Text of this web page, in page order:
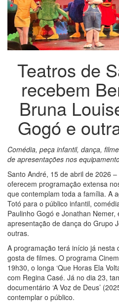
Teatros de
recebem
Bruna
Gogó e
Comédia, peça infantil, dança,
de apresentações nos
Santo André, 15 de abril de 2026
oferecem programação extensa
que contemplam toda a família. A
Totó para o público infantil,
Paulinho Gogó e Jonathan Nemer,
apresentação de dança do Grupo
outras.
A programação terá início já nesta
gosta de filmes. O programa
19h30, o longa ‘Que Horas Ela
com Regina Casé. Já no dia 23,
documentário ‘A Voz de Deus’
contemplar o público.